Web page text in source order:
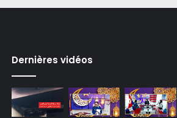
Dernières vidéos